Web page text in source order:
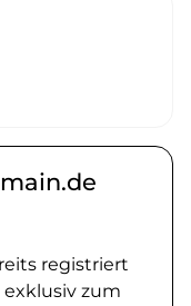
registriert
exklusiv zum